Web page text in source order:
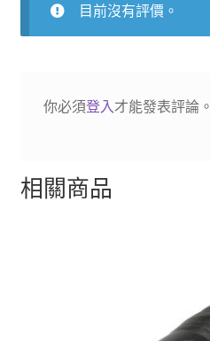
目前沒有評價。
你必須登入才能發表評論。
相關商品